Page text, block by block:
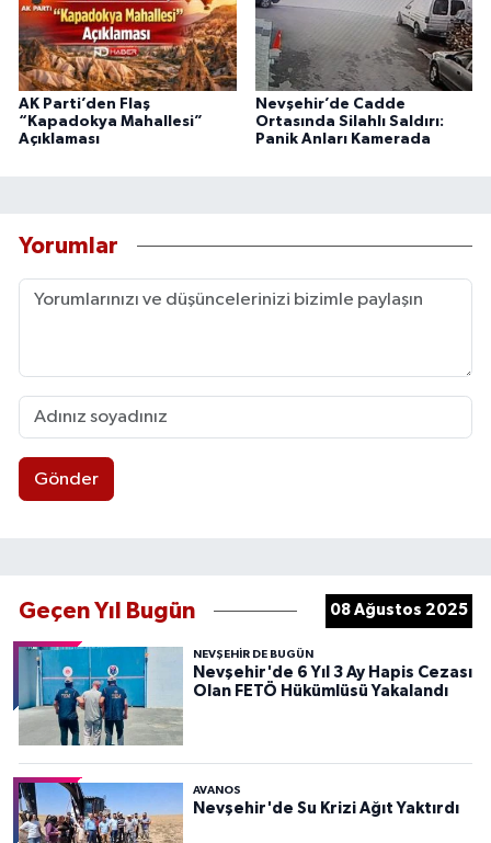
AK Parti’den Flaş
“Kapadokya Mahallesi”
Açıklaması
Nevşehir’de Cadde
Ortasında Silahlı Saldırı:
Panik Anları Kamerada
Yorumlar
Gönder
Geçen Yıl Bugün 08 Ağustos 2025
NEVŞEHIR DE BUGÜN
Nevşehir'de 6 Yıl 3 Ay Hapis Cezası
Olan FETÖ Hükümlüsü Yakalandı
AVANOS
Nevşehir'de Su Krizi Ağıt Yaktırdı